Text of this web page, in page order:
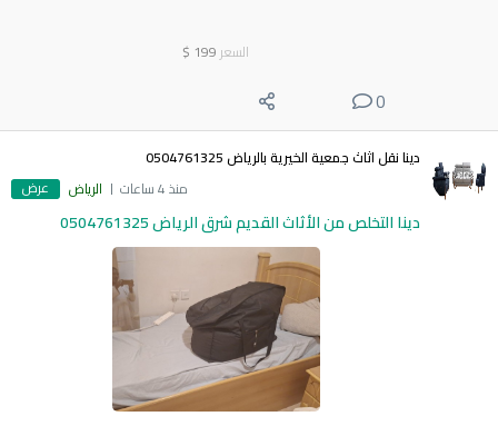
السعر 199
$
0
دينا نقل اثاث جمعية الخيرية بالرياض 0504761325
منذ 4 ساعات
الرياض عرض
دينا التخلص من الأثاث القديم شرق الرياض 0504761325